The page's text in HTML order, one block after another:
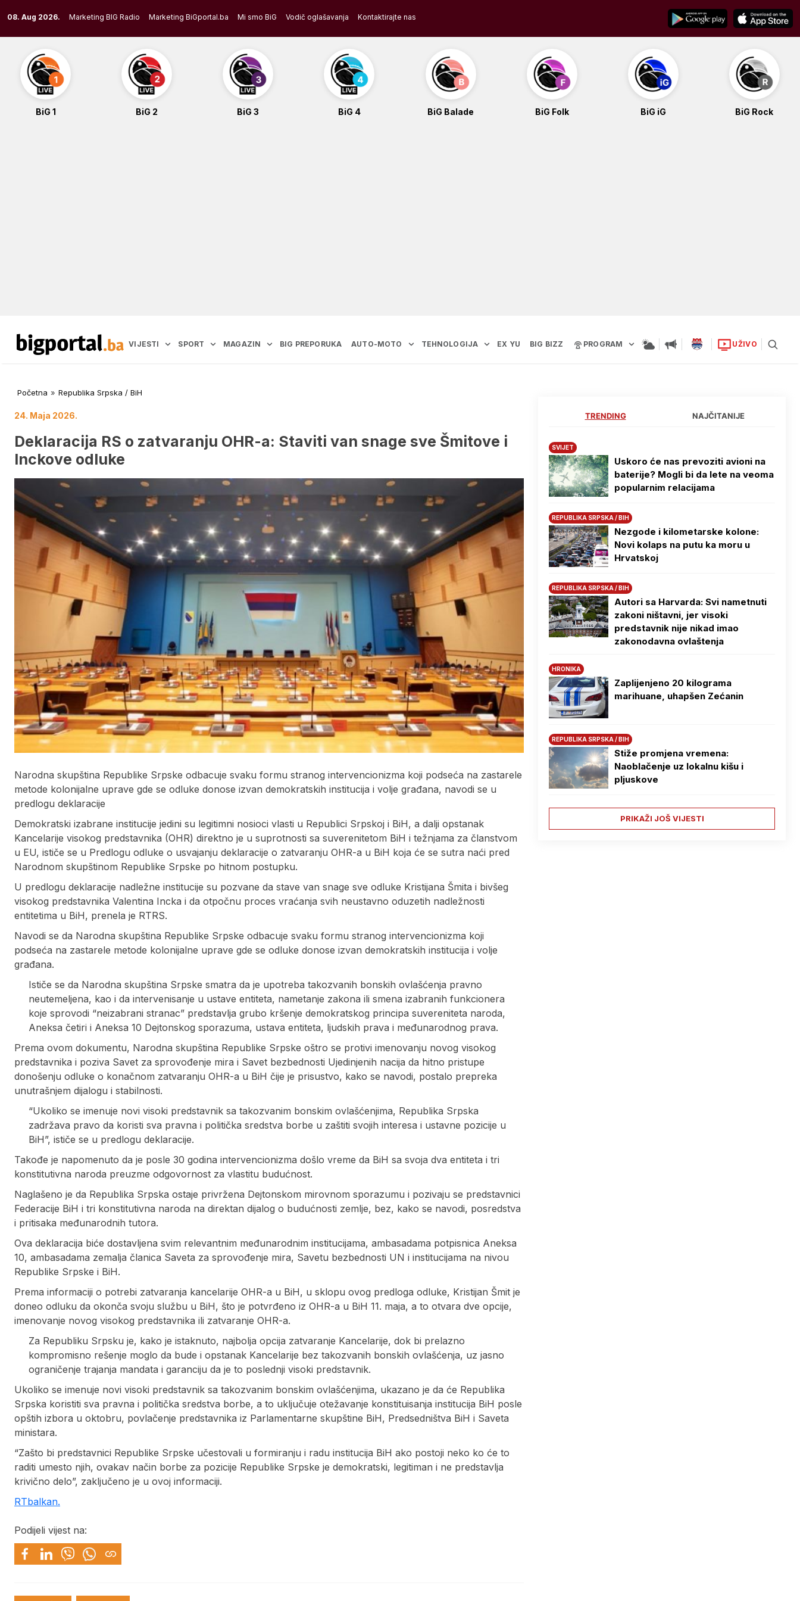
to
content
08. Aug 2026. Marketing BIG Radio Marketing BiGportal.ba Mi smo BiG Vodič oglašavanja Kontaktirajte nas
BiG 1 BiG 2 BiG 3 BiG 4 BiG Balade BiG Folk BiG iG BiG Rock
VIJESTI SPORT MAGAZIN BIG PREPORUKA AUTO-MOTO TEHNOLOGIJA EX YU BIG BIZZ PROGRAM UŽIVO
Početna » Republika Srpska / BiH
24. Maja 2026.
Deklaracija RS o zatvaranju OHR-a: Staviti van snage sve Šmitove i
Inckove odluke
Narodna skupština Republike Srpske odbacuje svaku formu stranog intervencionizma koji podseća na zastarele
metode kolonijalne uprave gde se odluke donose izvan demokratskih institucija i volje građana, navodi se u
predlogu deklaracije
Demokratski izabrane institucije jedini su legitimni nosioci vlasti u Republici Srpskoj i BiH, a dalji opstanak
Kancelarije visokog predstavnika (OHR) direktno je u suprotnosti sa suverenitetom BiH i težnjama za članstvom
u EU, ističe se u Predlogu odluke o usvajanju deklaracije o zatvaranju OHR-a u BiH koja će se sutra naći pred
Narodnom skupštinom Republike Srpske po hitnom postupku.
U predlogu deklaracije nadležne institucije su pozvane da stave van snage sve odluke Kristijana Šmita i bivšeg
visokog predstavnika Valentina Incka i da otpočnu proces vraćanja svih neustavno oduzetih nadležnosti
entitetima u BiH, prenela je RTRS.
Navodi se da Narodna skupština Republike Srpske odbacuje svaku formu stranog intervencionizma koji
podseća na zastarele metode kolonijalne uprave gde se odluke donose izvan demokratskih institucija i volje
građana.
Ističe se da Narodna skupština Srpske smatra da je upotreba takozvanih bonskih ovlašćenja pravno
neutemeljena, kao i da intervenisanje u ustave entiteta, nametanje zakona ili smena izabranih funkcionera
koje sprovodi “neizabrani stranac” predstavlja grubo kršenje demokratskog principa suvereniteta naroda,
Aneksa četiri i Aneksa 10 Dejtonskog sporazuma, ustava entiteta, ljudskih prava i međunarodnog prava.
Prema ovom dokumentu, Narodna skupština Republike Srpske oštro se protivi imenovanju novog visokog
predstavnika i poziva Savet za sprovođenje mira i Savet bezbednosti Ujedinjenih nacija da hitno pristupe
donošenju odluke o konačnom zatvaranju OHR-a u BiH čije je prisustvo, kako se navodi, postalo prepreka
unutrašnjem dijalogu i stabilnosti.
“Ukoliko se imenuje novi visoki predstavnik sa takozvanim bonskim ovlašćenjima, Republika Srpska
zadržava pravo da koristi sva pravna i politička sredstva borbe u zaštiti svojih interesa i ustavne pozicije u
BiH”, ističe se u predlogu deklaracije.
Takođe je napomenuto da je posle 30 godina intervencionizma došlo vreme da BiH sa svoja dva entiteta i tri
konstitutivna naroda preuzme odgovornost za vlastitu budućnost.
Naglašeno je da Republika Srpska ostaje privržena Dejtonskom mirovnom sporazumu i pozivaju se predstavnici
Federacije BiH i tri konstitutivna naroda na direktan dijalog o budućnosti zemlje, bez, kako se navodi, posredstva
i pritisaka međunarodnih tutora.
Ova deklaracija biće dostavljena svim relevantnim međunarodnim institucijama, ambasadama potpisnica Aneksa
10, ambasadama zemalja članica Saveta za sprovođenje mira, Savetu bezbednosti UN i institucijama na nivou
Republike Srpske i BiH.
Prema informaciji o potrebi zatvaranja kancelarije OHR-a u BiH, u sklopu ovog predloga odluke, Kristijan Šmit je
doneo odluku da okonča svoju službu u BiH, što je potvrđeno iz OHR-a u BiH 11. maja, a to otvara dve opcije,
imenovanje novog visokog predstavnika ili zatvaranje OHR-a.
Za Republiku Srpsku je, kako je istaknuto, najbolja opcija zatvaranje Kancelarije, dok bi prelazno
kompromisno rešenje moglo da bude i opstanak Kancelarije bez takozvanih bonskih ovlašćenja, uz jasno
ograničenje trajanja mandata i garanciju da je to poslednji visoki predstavnik.
Ukoliko se imenuje novi visoki predstavnik sa takozvanim bonskim ovlašćenjima, ukazano je da će Republika
Srpska koristiti sva pravna i politička sredstva borbe, a to uključuje otežavanje konstituisanja institucija BiH posle
opštih izbora u oktobru, povlačenje predstavnika iz Parlamentarne skupštine BiH, Predsedništva BiH i Saveta
ministara.
“Zašto bi predstavnici Republike Srpske učestovali u formiranju i radu institucija BiH ako postoji neko ko će to
raditi umesto njih, ovakav način borbe za pozicije Republike Srpske je demokratski, legitiman i ne predstavlja
krivično delo”, zaključeno je u ovoj informaciji.
RTbalkan.
Podijeli vijest na:
TRENDING NAJČITANIJE
SVIJET
Uskoro će nas prevoziti avioni na
baterije? Mogli bi da lete na veoma
popularnim relacijama
REPUBLIKA SRPSKA / BIH
Nezgode i kilometarske kolone:
Novi kolaps na putu ka moru u
Hrvatskoj
REPUBLIKA SRPSKA / BIH
Autori sa Harvarda: Svi nametnuti
zakoni ništavni, jer visoki
predstavnik nije nikad imao
zakonodavna ovlaštenja
HRONIKA
Zaplijenjeno 20 kilograma
marihuane, uhapšen Zećanin
REPUBLIKA SRPSKA / BIH
Stiže promjena vremena:
Naoblačenje uz lokalnu kišu i
pljuskove
PRIKAŽI JOŠ VIJESTI